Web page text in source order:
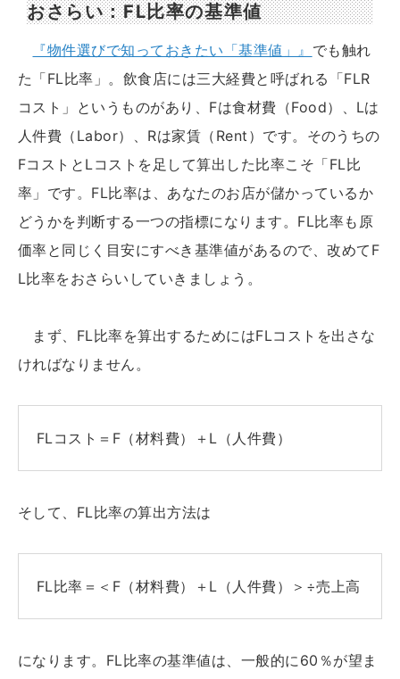
おさらい：FL比率の基準値
『物件選びで知っておきたい「基準値」』 でも触れ
た「FL比率」。飲食店には三大経費と呼ばれる「FLR
コスト」というものがあり、Fは食材費（Food）、Lは
人件費（Labor）、Rは家賃（Rent）です。そのうちの
FコストとLコストを足して算出した比率こそ「FL比
率」です。FL比率は、あなたのお店が儲かっているか
どうかを判断する一つの指標になります。FL比率も原
価率と同じく目安にすべき基準値があるので、改めてF
L比率をおさらいしていきましょう。
まず、FL比率を算出するためにはFLコストを出さな
ければなりません。
FLコスト＝F（材料費）＋L（人件費）
そして、FL比率の算出方法は
FL比率＝＜F（材料費）＋L（人件費）＞÷売上高
になります。FL比率の基準値は、一般的に60％が望ま